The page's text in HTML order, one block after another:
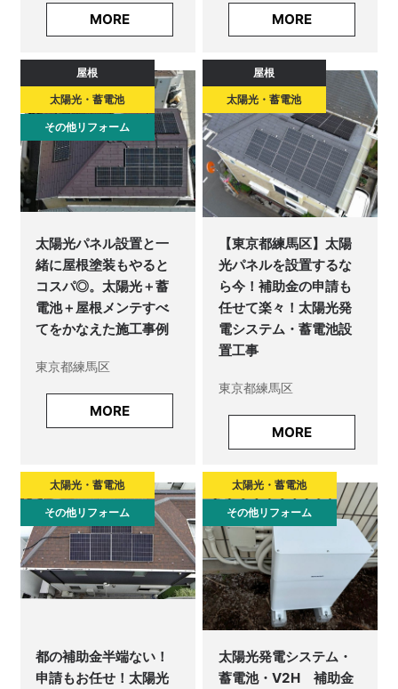
MORE MORE
屋根
太陽光・蓄電池
その他リフォーム
太陽光パネル設置と一
緒に屋根塗装もやると
コスパ◎。太陽光＋蓄
電池＋屋根メンテすべ
てをかなえた施工事例
東京都練馬区
MORE
屋根
太陽光・蓄電池
【東京都練馬区】太陽
光パネルを設置するな
ら今！補助金の申請も
任せて楽々！太陽光発
電システム・蓄電池設
置工事
東京都練馬区
MORE
太陽光・蓄電池
その他リフォーム
都の補助金半端ない！
申請もお任せ！太陽光
太陽光・蓄電池
その他リフォーム
太陽光発電システム・
蓄電池・V2H 補助金